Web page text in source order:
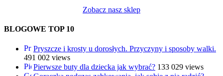
Zobacz nasz sklep
BLOGOWE TOP 10
Pryszcze i krosty u dorosłych. Przyczyny i sposoby walki.
491 002 views
Pierwsze buty dla dziecka jak wybrać? 133 029 views